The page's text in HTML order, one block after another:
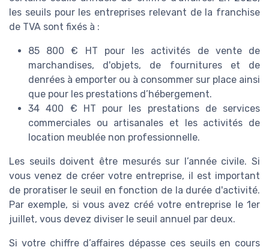
les seuils pour les entreprises relevant de la franchise
de TVA sont fixés à :
85 800 € HT pour les activités de vente de
marchandises, d'objets, de fournitures et de
denrées à emporter ou à consommer sur place ainsi
que pour les prestations d’hébergement.
34 400 € HT pour les prestations de services
commerciales ou artisanales et les activités de
location meublée non professionnelle.
Les seuils doivent être mesurés sur l’année civile. Si
vous venez de créer votre entreprise, il est important
de proratiser le seuil en fonction de la durée d'activité.
Par exemple, si vous avez créé votre entreprise le 1er
juillet, vous devez diviser le seuil annuel par deux.
Si votre chiffre d’affaires dépasse ces seuils en cours